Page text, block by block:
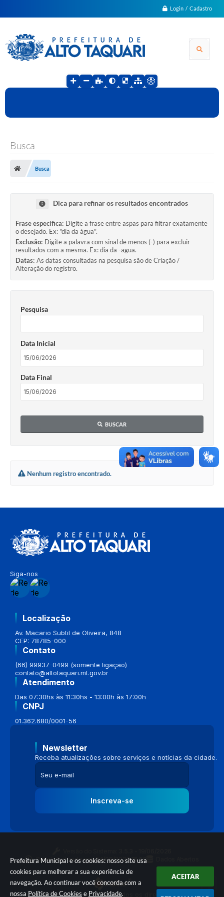
Prefeitura Municipal e os cookies: nosso site usa
cookies para melhorar a sua experiência de
navegação. Ao continuar você concorda com a
nossa Política de Cookies e Privacidade.
ACEITAR
Login / Cadastro
Busca
Busca
Dica para refinar os resultados encontrados
Frase específica: Digite a frase entre aspas para filtrar exatamente
o desejado. Ex: "dia da água".
Exclusão: Digite a palavra com sinal de menos (-) para excluir
resultados com a mesma. Ex: dia da -agua.
Datas: As datas consultadas na pesquisa são de Criação /
Alteração do registro.
Pesquisa
Data Inicial
Data Final
BUSCAR
Nenhum registro encontrado.
Siga-nos
Localização
Av. Macario Subtil de Oliveira, 848
CEP: 78785-000
Contato
(66) 99937-0499 (somente ligação)
contato@altotaquari.mt.gov.br
Atendimento
Das 07:30hs às 11:30hs - 13:00h às 17:00h
CNPJ
01.362.680/0001-56
Newsletter
Receba atualizações sobre serviços e notícias da cidade.
Inscreva-se
Portal atualizado em:04/08/2026 16:58
© Copyright Instar - 2006-2026. Todos os direitos reservados -